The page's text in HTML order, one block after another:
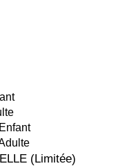
(Limitée)